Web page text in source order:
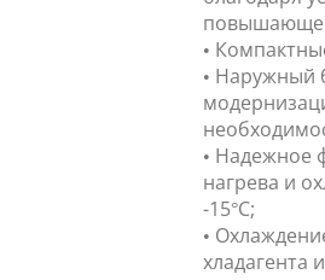
•
• Наружный
• Надежное
нагрева и
-15°C;
•
хладагента